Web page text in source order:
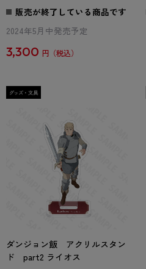
販売が終了している商品です
2024年5月中発売予定
3,300 円
ダンジョン飯 アクリルスタン
ド part2 ライオス